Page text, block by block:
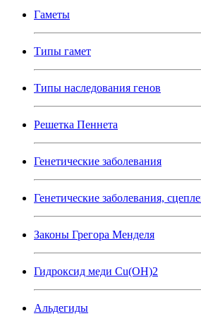
Гаметы
Типы гамет
Типы наследования генов
Решетка Пеннета
Генетические заболевания
Генетические заболевания,
Законы Грегора Менделя
Гидроксид меди Cu(OH)2
Альдегиды